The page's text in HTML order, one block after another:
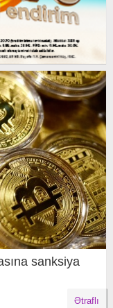
sanksiya
Ətraflı